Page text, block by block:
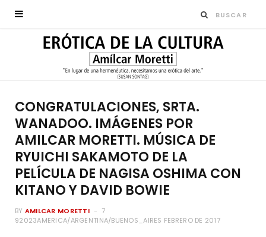
CONGRATULACIONES, SRTA.
WANADOO. IMÁGENES POR
AMILCAR MORETTI. MÚSICA DE
RYUICHI SAKAMOTO DE LA
PELÍCULA DE NAGISA OSHIMA CON
KITANO Y DAVID BOWIE
BY AMILCAR MORETTI
7
92023AMERICA/ARGENTINA/BUENOS_AIRES FEBRERO DE 2017